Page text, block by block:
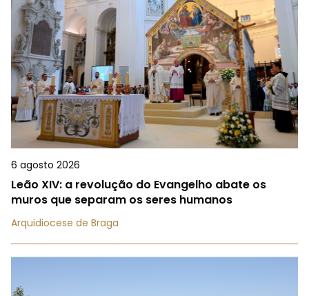
6 agosto 2026
Leão XIV: a revolução do Evangelho abate os
muros que separam os seres humanos
Arquidiocese de Braga